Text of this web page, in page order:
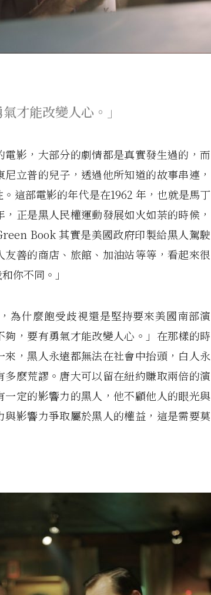
才能改變人心。」
電影，大部分的劇情都是真實發生過的，而
立普的兒子，透過他所知道的故事串連，
這部電影的年代是在1962 年，也就是馬丁
正是黑人民權運動發展如火如荼的時候，
Book 其實是美國政府印製給黑人駕駛
善的商店、旅館、加油站等等，看起來很
你不同。」
為什麼飽受歧視還是堅持要來美國南部演
，要有勇氣才能改變人心。」在那樣的時
，黑人永遠都無法在社會中抬頭，白人永
麽荒謬。唐大可以留在紐約賺取兩倍的演
定的影響力的黑人，他不顧他人的眼光與
影響力爭取屬於黑人的權益，這是需要莫